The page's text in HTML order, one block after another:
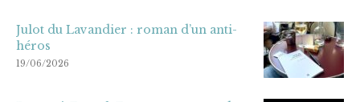
Julot du Lavandier : roman d’un anti-
héros
19/06/2026